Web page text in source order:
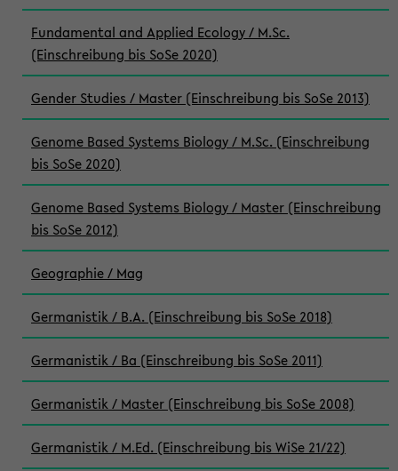
Fundamental and Applied Ecology / M.Sc.
(Einschreibung bis SoSe 2020)
Gender Studies / Master (Einschreibung bis SoSe 2013)
Genome Based Systems Biology / M.Sc. (Einschreibung
bis SoSe 2020)
Genome Based Systems Biology / Master (Einschreibung
bis SoSe 2012)
Geographie / Mag
Germanistik / B.A. (Einschreibung bis SoSe 2018)
Germanistik / Ba (Einschreibung bis SoSe 2011)
Germanistik / Master (Einschreibung bis SoSe 2008)
Germanistik / M.Ed. (Einschreibung bis WiSe 21/22)